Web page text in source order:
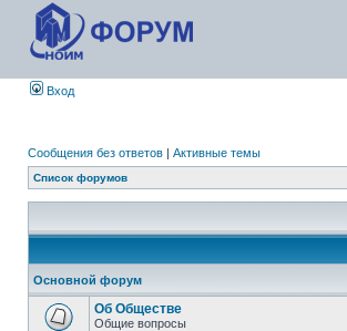
Вход
Сообщения без ответов | Активные темы
Список форумов
Основной форум
Об Обществе
Общие вопросы